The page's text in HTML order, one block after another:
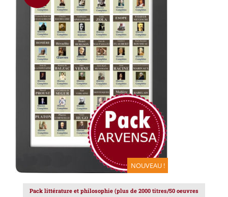
NOUVEAU !
AJOUTER AU PANIER / DÉTAILS
Pack littérature et philosophie (plus de 2000 titres/50 oeuvres